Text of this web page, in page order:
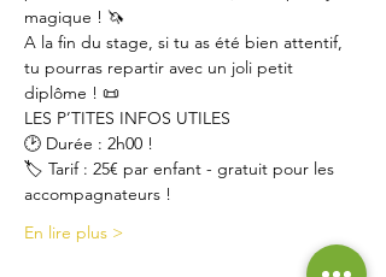
magique ! 🦄
A la fin du stage, si tu as été bien attentif,
tu pourras repartir avec un joli petit
diplôme ! 📜
LES P’TITES INFOS UTILES
🕑 Durée : 2h00 !
🏷 Tarif : 25€ par enfant - gratuit pour les
accompagnateurs !
En lire plus >